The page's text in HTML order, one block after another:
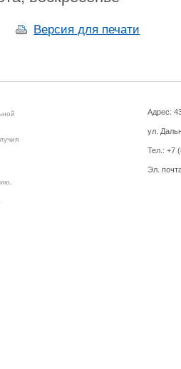
Версия для печати
Адрес:
ул.
Тел.: +7
Эл.